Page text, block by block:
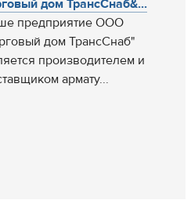
дом ТрансСнаб&...
предприятие ООО
дом ТрансСнаб"
производителем и
армату...